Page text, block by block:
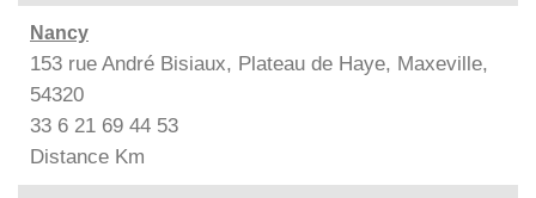
Nancy
153 rue André Bisiaux, Plateau de Haye, Maxeville,
54320
33 6 21 69 44 53
Distance Km